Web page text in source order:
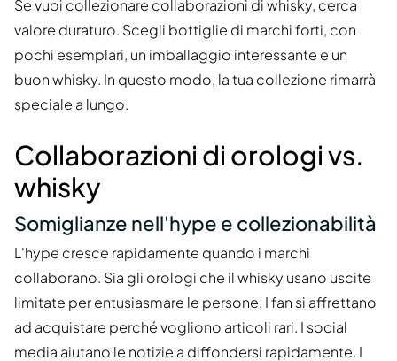
Se vuoi collezionare collaborazioni di whisky, cerca
valore duraturo. Scegli bottiglie di marchi forti, con
pochi esemplari, un imballaggio interessante e un
buon whisky. In questo modo, la tua collezione rimarrà
speciale a lungo.
Collaborazioni di orologi vs.
whisky
Somiglianze nell'hype e collezionabilità
L'hype cresce rapidamente quando i marchi
collaborano. Sia gli orologi che il whisky usano uscite
limitate per entusiasmare le persone. I fan si affrettano
ad acquistare perché vogliono articoli rari. I social
media aiutano le notizie a diffondersi rapidamente. I